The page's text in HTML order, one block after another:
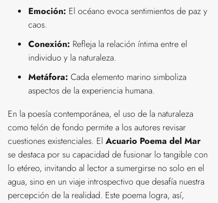
Emoción: El océano evoca sentimientos de paz y
caos.
Conexión: Refleja la relación íntima entre el
individuo y la naturaleza.
Metáfora: Cada elemento marino simboliza
aspectos de la experiencia humana.
En la poesía contemporánea, el uso de la naturaleza
como telón de fondo permite a los autores revisar
cuestiones existenciales. El Acuario Poema del Mar
se destaca por su capacidad de fusionar lo tangible con
lo etéreo, invitando al lector a sumergirse no solo en el
agua, sino en un viaje introspectivo que desafía nuestra
percepción de la realidad. Este poema logra, así,